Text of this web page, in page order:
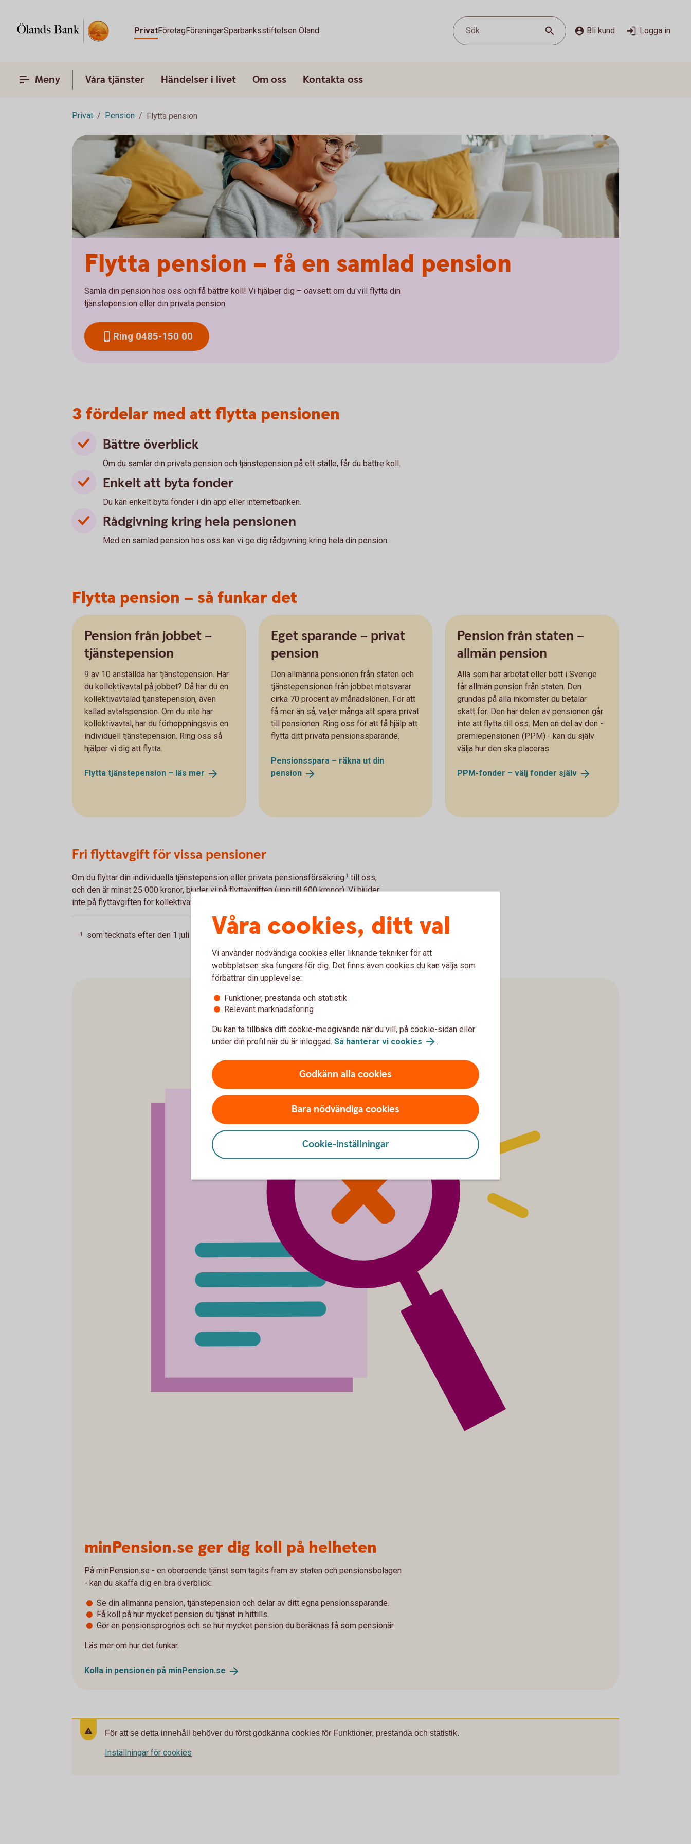
PrivatFöretagFöreningarSparbanksstiftelsen Öland Sök Bli kund Logga in
Meny Våra tjänster Händelser i livet Om oss Kontakta oss
Privat Pension Flytta pension
Flytta pension – få en samlad pension
Samla din pension hos oss och få bättre koll! Vi hjälper dig – oavsett om du vill flytta din
tjänstepension eller din privata pension.
Ring 0485-150 00
3 fördelar med att flytta pensionen
Bättre överblick
Om du samlar din privata pension och tjänstepension på ett ställe, får du bättre koll.
Enkelt att byta fonder
Du kan enkelt byta fonder i din app eller internetbanken.
Rådgivning kring hela pensionen
Med en samlad pension hos oss kan vi ge dig rådgivning kring hela din pension.
Flytta pension – så funkar det
Pension från jobbet –
tjänstepension
9 av 10 anställda har tjänstepension. Har
du kollektivavtal på jobbet? Då har du en
kollektivavtalad tjänstepension, även
kallad avtalspension. Om du inte har
kollektivavtal, har du förhoppningsvis en
individuell tjänstepension. Ring oss så
hjälper vi dig att flytta.
Flytta tjänstepension – läs mer
Eget sparande – privat
pension
Den allmänna pensionen från staten och
tjänstepensionen från jobbet motsvarar
cirka 70 procent av månadslönen. För att
få mer än så, väljer många att spara privat
till pensionen. Ring oss för att få hjälp att
flytta ditt privata pensionssparande.
Pensionsspara – räkna ut din
pension
Pension från staten –
allmän pension
Alla som har arbetat eller bott i Sverige
får allmän pension från staten. Den
grundas på alla inkomster du betalar
skatt för. Den här delen av pensionen går
inte att flytta till oss. Men en del av den -
premiepensionen (PPM) - kan du själv
välja hur den ska placeras.
PPM-fonder – välj fonder själv
Fri flyttavgift för vissa pensioner
Om du flyttar din individuella tjänstepension eller privata pensionsförsäkring 1 till oss,
och den är minst 25 000 kronor, bjuder vi på flyttavgiften (upp till 600 kronor). Vi bjuder
inte på flyttavgiften för kollektivavtalad tjänstepension.
1 som tecknats efter den 1 juli 2007 Tillbaka
minPension.se ger dig koll på helheten
På minPension.se - en oberoende tjänst som tagits fram av staten och pensionsbolagen
- kan du skaffa dig en bra överblick:
Se din allmänna pension, tjänstepension och delar av ditt egna pensionssparande.
Få koll på hur mycket pension du tjänat in hittills.
Gör en pensionsprognos och se hur mycket pension du beräknas få som pensionär.
Läs mer om hur det funkar.
Kolla in pensionen på minPension.se
För att se detta innehåll behöver du först godkänna cookies för Funktioner, prestanda och statistik.
Inställningar för cookies
Våra cookies, ditt val
Vi använder nödvändiga cookies eller liknande tekniker för att
webbplatsen ska fungera för dig. Det finns även cookies du kan välja som
förbättrar din upplevelse:
Funktioner, prestanda och statistik
Relevant marknadsföring
Du kan ta tillbaka ditt cookie-medgivande när du vill, på cookie-sidan eller
under din profil när du är inloggad. Så hanterar vi cookies .
Godkänn alla cookies
Bara nödvändiga cookies
Cookie-inställningar